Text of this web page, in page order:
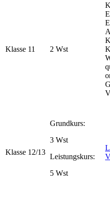
Klasse 11 2 Wst
Klasse 12/13
Grundkurs:
3 Wst
Leistungskurs:
5 Wst